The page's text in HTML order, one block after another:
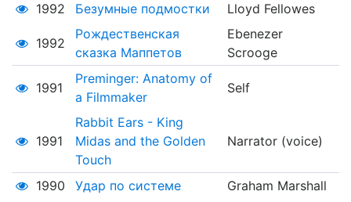
1992
Безумные подмостки Lloyd Fellowes
1992
Рождественская
сказка Маппетов
Ebenezer
Scrooge
1991
Preminger: Anatomy of
a Filmmaker
Self
1991
Rabbit Ears - King
Midas and the Golden
Touch
Narrator (voice)
1990 Удар по системе Graham Marshall